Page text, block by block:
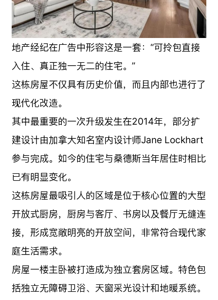
地产经纪在广告中形容这是一套：“可拎包直接
入住、真正独一无二的住宅。”
这栋房屋不仅具有历史价值，而且内部也进行了
现代化改造。
其中最重要的一次升级发生在2014年，部分扩
建设计由加拿大知名室内设计师Jane Lockhart
参与完成。如今的住宅与桑德斯当年居住时相比
已有明显变化。
这栋房屋最吸引人的区域是位于核心位置的大型
开放式厨房，厨房与客厅、书房以及餐厅无缝连
接，形成宽敞明亮的开放空间，非常符合现代家
庭生活需求。
房屋一楼主卧被打造成为独立套房区域。特色包
括独立无障碍卫浴、天窗采光设计和地暖系统。